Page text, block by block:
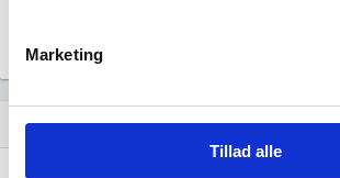
Marketing
Tillad alle
event_note Virksomhedshistorik